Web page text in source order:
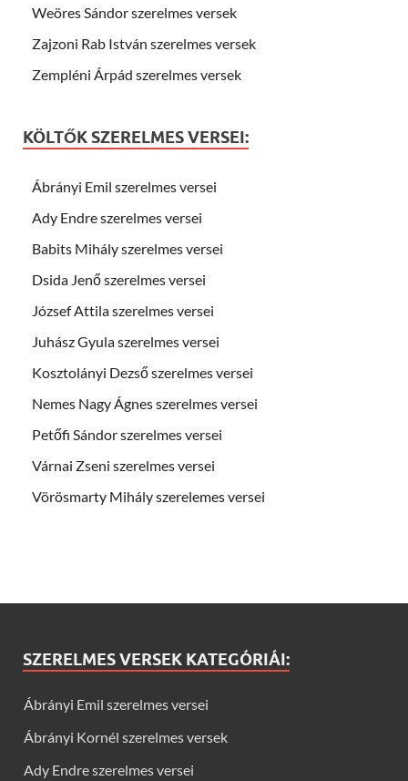
Weöres Sándor szerelmes versek
Zajzoni Rab István szerelmes versek
Zempléni Árpád szerelmes versek
KÖLTŐK SZERELMES VERSEI:
Ábrányi Emil szerelmes versei
Ady Endre szerelmes versei
Babits Mihály szerelmes versei
Dsida Jenő szerelmes versei
József Attila szerelmes versei
Juhász Gyula szerelmes versei
Kosztolányi Dezső szerelmes versei
Nemes Nagy Ágnes szerelmes versei
Petőfi Sándor szerelmes versei
Várnai Zseni szerelmes versei
Vörösmarty Mihály szerelemes versei
SZERELMES VERSEK KATEGÓRIÁI:
Ábrányi Emil szerelmes versei
Ábrányi Kornél szerelmes versek
Ady Endre szerelmes versei